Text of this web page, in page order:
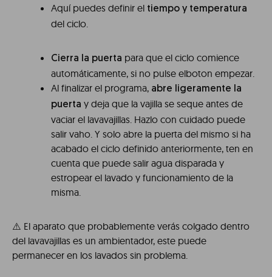
Aquí puedes definir el tiempo y temperatura
del ciclo.
Cierra la puerta para que el ciclo comience
automáticamente, si no pulse elboton empezar.
Al finalizar el programa, abre ligeramente la
puerta y deja que la vajilla se seque antes de
vaciar el lavavajillas. Hazlo con cuidado puede
salir vaho. Y solo abre la puerta del mismo si ha
acabado el ciclo definido anteriormente, ten en
cuenta que puede salir agua disparada y
estropear el lavado y funcionamiento de la
misma.
⚠️ El aparato que probablemente verás colgado dentro
del lavavajillas es un ambientador, este puede
permanecer en los lavados sin problema.